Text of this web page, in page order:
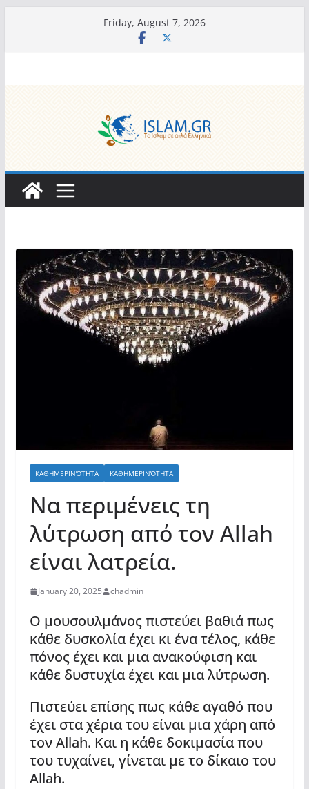
Friday, August 7, 2026
ΚΑΘΗΜΕΡΙΝΌΤΗΤΑ ΚΑΘΗΜΕΡΙΝΌΤΗΤΑ
Να περιμένεις τη
λύτρωση από τον Allah
είναι λατρεία.
January 20, 2025 chadmin
Ο μουσουλμάνος πιστεύει βαθιά πως
κάθε δυσκολία έχει κι ένα τέλος, κάθε
πόνος έχει και μια ανακούφιση και
κάθε δυστυχία έχει και μια λύτρωση.
Πιστεύει επίσης πως κάθε αγαθό που
έχει στα χέρια του είναι μια χάρη από
τον Allah. Και η κάθε δοκιμασία που
του τυχαίνει, γίνεται με το δίκαιο του
Allah.